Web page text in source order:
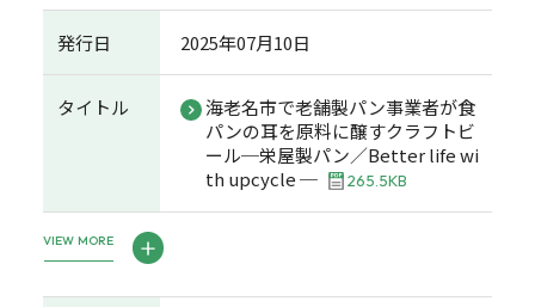
発行日 2025年07月10日
タイトル
海老名市で老舗製パン事業者が食
パンの耳を原料に醸すクラフトビ
ール─栄屋製パン／Better life wi
th upcycle ─
265.5KB
VIEW MORE